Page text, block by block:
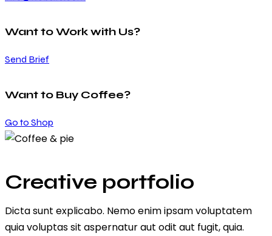
Want to Work with Us?
Send Brief
Want to Buy Coffee?
Go to Shop
Creative portfolio
Dicta sunt explicabo. Nemo enim ipsam voluptatem
quia voluptas sit aspernatur aut odit aut fugit, quia.